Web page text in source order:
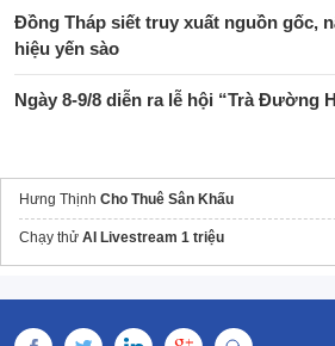
Đồng Tháp siết truy xuất nguồn gốc,
hiệu yến sào
Ngày 8-9/8 diễn ra lễ hội “Trà Đường
Hưng Thịnh Cho Thuê Sân Khấu
Chạy thử AI Livestream 1 triệu